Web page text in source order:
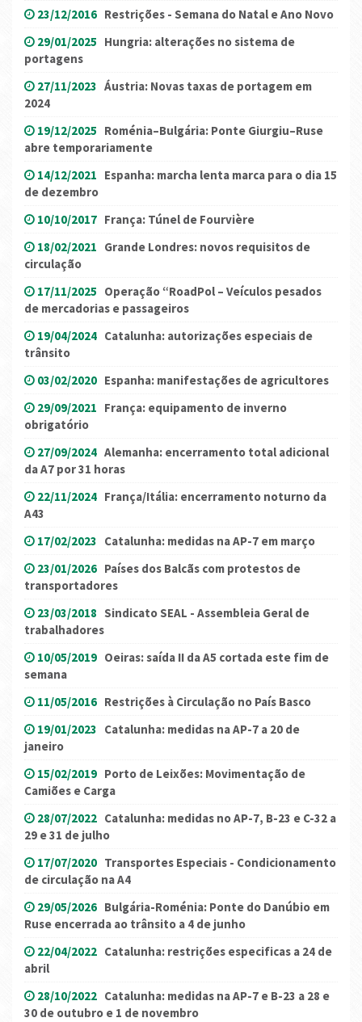
23/12/2016 Restrições - Semana do Natal e Ano Novo
29/01/2025 Hungria: alterações no sistema de
portagens
27/11/2023 Áustria: Novas taxas de portagem em
2024
19/12/2025 Roménia–Bulgária: Ponte Giurgiu–Ruse
abre temporariamente
14/12/2021 Espanha: marcha lenta marca para o dia 15
de dezembro
10/10/2017 França: Túnel de Fourvière
18/02/2021 Grande Londres: novos requisitos de
circulação
17/11/2025 Operação “RoadPol – Veículos pesados
de mercadorias e passageiros
19/04/2024 Catalunha: autorizações especiais de
trânsito
03/02/2020 Espanha: manifestações de agricultores
29/09/2021 França: equipamento de inverno
obrigatório
27/09/2024 Alemanha: encerramento total adicional
da A7 por 31 horas
22/11/2024 França/Itália: encerramento noturno da
A43
17/02/2023 Catalunha: medidas na AP-7 em março
23/01/2026 Países dos Balcãs com protestos de
transportadores
23/03/2018 Sindicato SEAL - Assembleia Geral de
trabalhadores
10/05/2019 Oeiras: saída II da A5 cortada este fim de
semana
11/05/2016 Restrições à Circulação no País Basco
19/01/2023 Catalunha: medidas na AP-7 a 20 de
janeiro
15/02/2019 Porto de Leixões: Movimentação de
Camiões e Carga
28/07/2022 Catalunha: medidas no AP-7, B-23 e C-32 a
29 e 31 de julho
17/07/2020 Transportes Especiais - Condicionamento
de circulação na A4
29/05/2026 Bulgária-Roménia: Ponte do Danúbio em
Ruse encerrada ao trânsito a 4 de junho
22/04/2022 Catalunha: restrições especificas a 24 de
abril
28/10/2022 Catalunha: medidas na AP-7 e B-23 a 28 e
30 de outubro e 1 de novembro